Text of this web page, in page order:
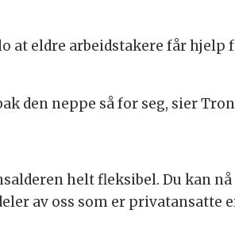
at eldre arbeidstakere får hjelp
den neppe så for seg, sier
helt fleksibel. Du kan nå
av oss som er privatansatte